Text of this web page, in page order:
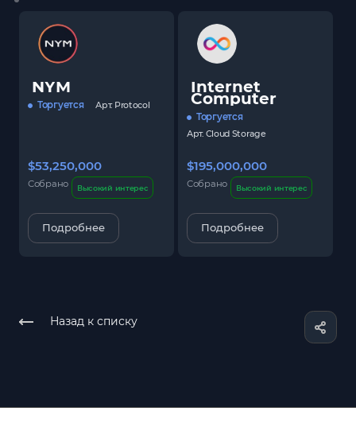
NYM
Торгуется Арт. Protocol
$53,250,000
Собрано Высокий интерес
Подробнее
Internet
Computer
Торгуется
Арт. Cloud Storage
$195,000,000
Собрано Высокий интерес
Подробнее
Назад к списку